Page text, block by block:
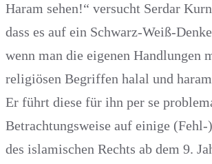
Haram sehen!“ versucht Serdar
dass es auf ein Schwarz-Weiß-
wenn man die eigenen Handlungen
religiösen Begriffen halal und
Er führt diese für ihn per se
Betrachtungsweise auf einige
des islamischen Rechts ab dem 9.